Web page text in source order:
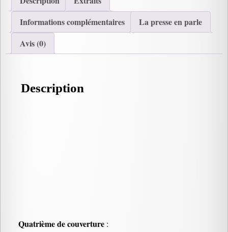
Informations complémentaires
La presse en parle
Avis (0)
Description
Quatrième de couverture :